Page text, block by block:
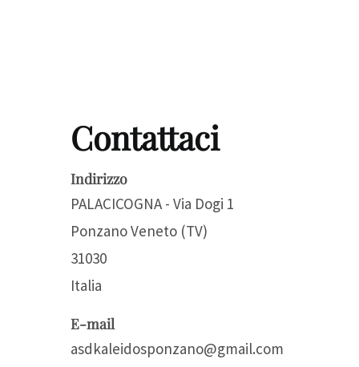
Contattaci
Indirizzo
PALACICOGNA - Via Dogi 1
Ponzano Veneto (TV)
31030
Italia
E-mail
asdkaleidosponzano@gmail.com